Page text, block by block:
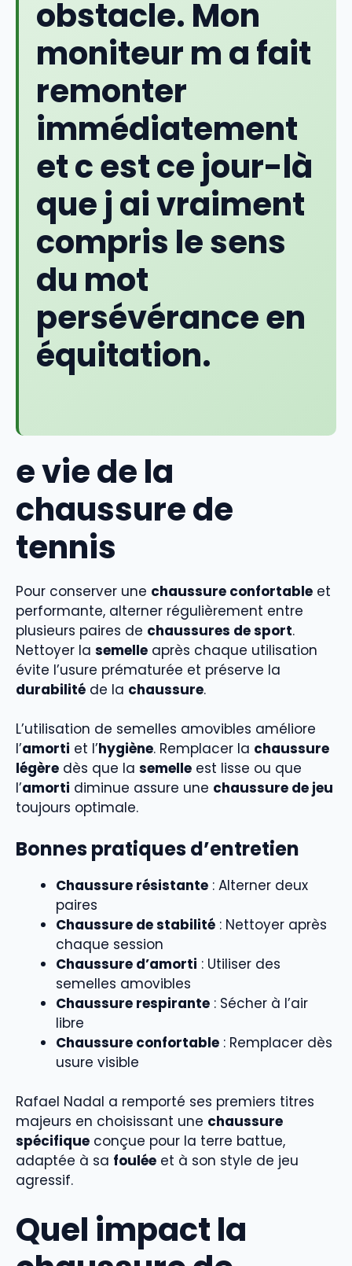
obstacle. Mon
moniteur m a fait
remonter
immédiatement
et c est ce jour-là
que j ai vraiment
compris le sens
du mot
persévérance en
équitation.
e vie de la
chaussure de
tennis
Pour conserver une chaussure confortable et
performante, alterner régulièrement entre
plusieurs paires de chaussures de sport.
Nettoyer la semelle après chaque utilisation
évite l’usure prématurée et préserve la
durabilité de la chaussure.
L’utilisation de semelles amovibles améliore
l’amorti et l’hygiène. Remplacer la chaussure
légère dès que la semelle est lisse ou que
l’amorti diminue assure une chaussure de jeu
toujours optimale.
Bonnes pratiques d’entretien
Chaussure résistante : Alterner deux
paires
Chaussure de stabilité : Nettoyer après
chaque session
Chaussure d’amorti : Utiliser des
semelles amovibles
Chaussure respirante : Sécher à l’air
libre
Chaussure confortable : Remplacer dès
usure visible
Rafael Nadal a remporté ses premiers titres
majeurs en choisissant une chaussure
spécifique conçue pour la terre battue,
adaptée à sa foulée et à son style de jeu
agressif.
Quel impact la